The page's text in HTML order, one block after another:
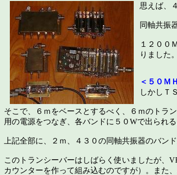
思えば、
同軸共振
１２００
りました
＜５０Ｍ
しかしＴ
そこで、６ｍをベースとするべく、６ｍのトラ
用の電源をつなぎ、各バンドに５０Wで出られる
上記全部に、２ｍ、４３０の同軸共振器のバン
このトランシーバーはしばらく使いましたが、
カウンターを作って組み込むのですが）。また